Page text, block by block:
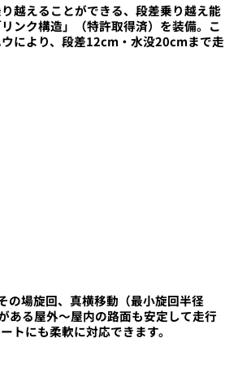
の場旋回、真横移動（最小旋回半径
ある屋外～屋内の路面も安定して走行
トにも柔軟に対応できます。
越えることができる、段差乗り越え能
ンク構造」（特許取得済）を装備。こ
により、段差12cm・水没20cmまで走